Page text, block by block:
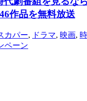
作品を無料放送
カパー, ドラマ, 映画,
ペーン